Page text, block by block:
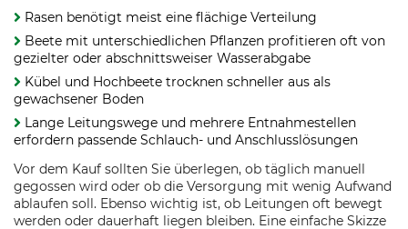
Rasen benötigt meist eine flächige Verteilung
Beete mit unterschiedlichen Pflanzen profitieren oft von
gezielter oder abschnittsweiser Wasserabgabe
Kübel und Hochbeete trocknen schneller aus als
gewachsener Boden
Lange Leitungswege und mehrere Entnahmestellen
erfordern passende Schlauch- und Anschlusslösungen
Vor dem Kauf sollten Sie überlegen, ob täglich manuell
gegossen wird oder ob die Versorgung mit wenig Aufwand
ablaufen soll. Ebenso wichtig ist, ob Leitungen oft bewegt
werden oder dauerhaft liegen bleiben. Eine einfache Skizze